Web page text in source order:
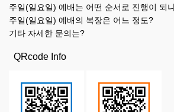
주일(일요일) 예배는 어떤 순서로 진행이 되
주일(일요일) 예배의 복장은 어느 정도?
기타 자세한 문의는?
QRcode Info